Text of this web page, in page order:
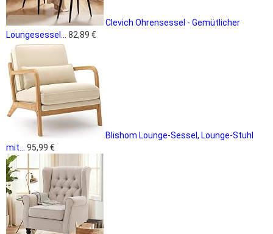
Clevich Ohrensessel - Gemütlicher
Loungesessel...
82,89 €
Blishom Lounge-Sessel, Lounge-Stuhl
mit...
95,99 €